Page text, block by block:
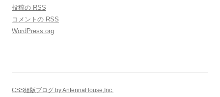
投稿の RSS
コメントの RSS
WordPress.org
CSS組版ブログ by AntennaHouse,Inc.